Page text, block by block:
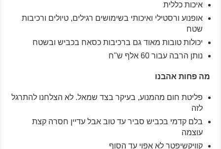
איכות כללית
אופנוע ורסטילי ואיכותי בשימושים רגילים, טיולים ורכיבות
שטח
יכולות טובות מאוד גם ברכיבות כסאח בכביש ובשטח
נותן הרבה עבור 60 אלף ש"ח
מה פחות אהבנו
פליטת חום מהמנוע, בעיקר בצד שמאל. לא הצלחנו להתרגל
לזה
בלם קדמי בכביש סביר עד טוב אבל עדיין חסרה קצת
עוצמה
קוויקשיפטר לא אפוי עד הסוף